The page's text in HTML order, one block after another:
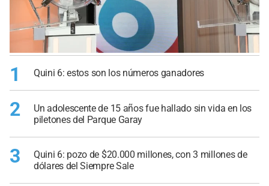
1 Quini 6: estos son los números ganadores
2
Un adolescente de 15 años fue hallado sin vida en los
piletones del Parque Garay
3
Quini 6: pozo de $20.000 millones, con 3 millones de
dólares del Siempre Sale